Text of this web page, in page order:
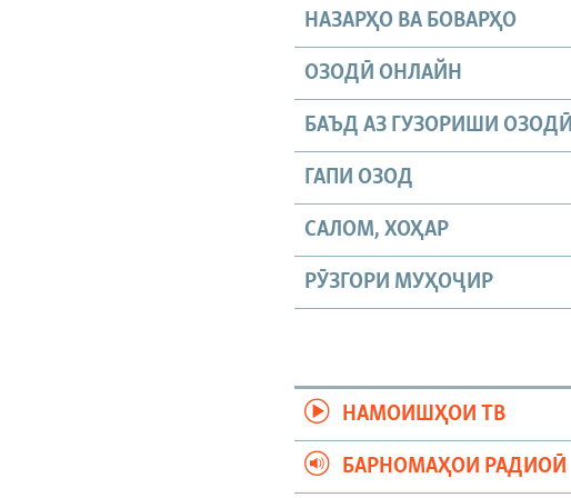
НАЗАРҲО ВА БОВАРҲО
ОЗОДӢ ОНЛАЙН
БАЪД АЗ ГУЗОРИШИ ОЗОДӢ
ГАПИ ОЗОД
САЛОМ, ХОҲАР
РӮЗГОРИ МУҲОҶИР
НАМОИШҲОИ ТВ
БАРНОМАҲОИ РАДИОӢ